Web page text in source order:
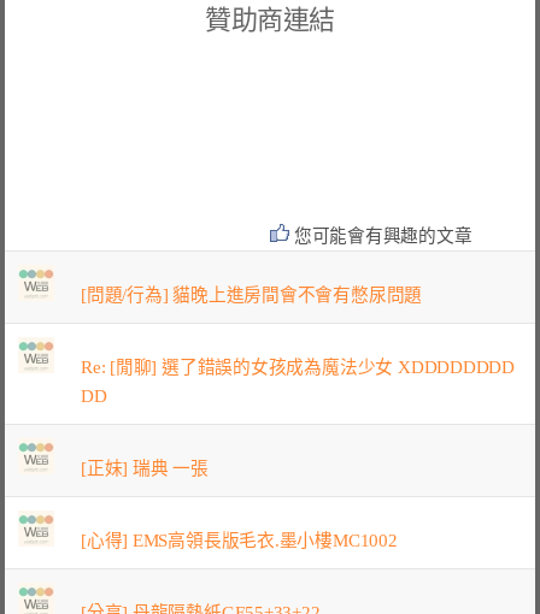
贊助商連結
您可能會有興趣的文章
[問題/行為] 貓晚上進房間會不會有憋尿問題
Re: [閒聊] 選了錯誤的女孩成為魔法少女 XDDDDDDDD
DD
[正妹] 瑞典 一張
[心得] EMS高領長版毛衣.墨小樓MC1002